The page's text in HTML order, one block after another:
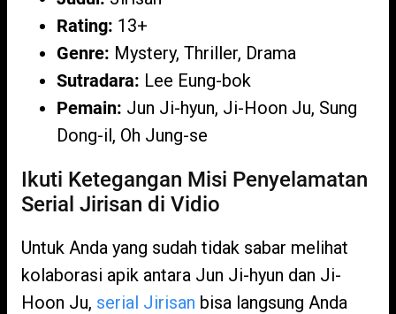
Rating: 13+
Genre: Mystery, Thriller, Drama
Sutradara: Lee Eung-bok
Pemain: Jun Ji-hyun, Ji-Hoon Ju, Sung
Dong-il, Oh Jung-se
Ikuti Ketegangan Misi Penyelamatan
Serial Jirisan di Vidio
Untuk Anda yang sudah tidak sabar melihat
kolaborasi apik antara Jun Ji-hyun dan Ji-
Hoon Ju, serial Jirisan bisa langsung Anda